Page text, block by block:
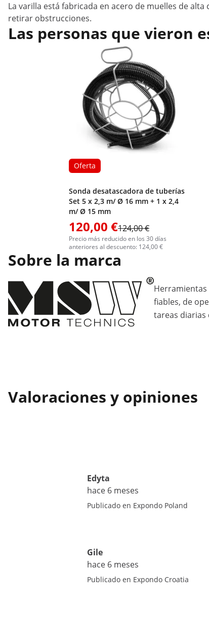
La varilla está fabricada en acero de muelles de
retirar obstrucciones.
Las personas que vieron
Oferta
Sonda desatascadora de tuberías
Set 5 x 2,3 m/ Ø 16 mm + 1 x 2,4
m/ Ø 15 mm
120,00 €124,00 €
Precio más reducido en los 30 días
anteriores al descuento: 124,00 €
Sobre la marca
fiables, de
tareas diarias
Valoraciones y opiniones
Edyta
hace 6 meses
Publicado en Expondo Poland
Gile
hace 6 meses
Publicado en Expondo Croatia